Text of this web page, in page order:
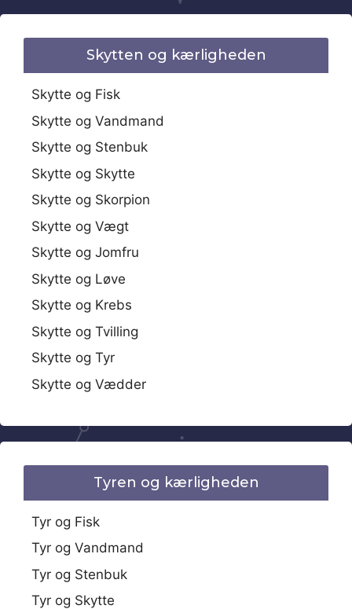
Skytten og kærligheden
Skytte og Fisk
Skytte og Vandmand
Skytte og Stenbuk
Skytte og Skytte
Skytte og Skorpion
Skytte og Vægt
Skytte og Jomfru
Skytte og Løve
Skytte og Krebs
Skytte og Tvilling
Skytte og Tyr
Skytte og Vædder
Tyren og kærligheden
Tyr og Fisk
Tyr og Vandmand
Tyr og Stenbuk
Tyr og Skytte